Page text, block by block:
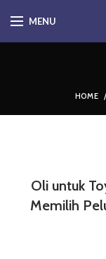
MENU
HOME
Oli untuk
Memilih